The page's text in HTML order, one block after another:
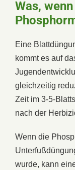
Was,
Eine
kommt es auf
gleichzeitig
Zeit im 3-5-
nach der
Wenn die
wurde, kann